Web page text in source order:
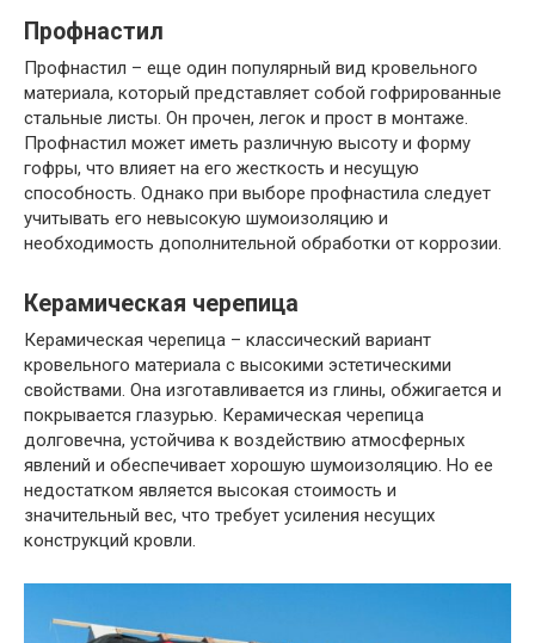
Профнастил
Профнастил – еще один популярный вид кровельного
материала, который представляет собой гофрированные
стальные листы. Он прочен, легок и прост в монтаже.
Профнастил может иметь различную высоту и форму
гофры, что влияет на его жесткость и несущую
способность. Однако при выборе профнастила следует
учитывать его невысокую шумоизоляцию и
необходимость дополнительной обработки от коррозии.
Керамическая черепица
Керамическая черепица – классический вариант
кровельного материала с высокими эстетическими
свойствами. Она изготавливается из глины, обжигается и
покрывается глазурью. Керамическая черепица
долговечна, устойчива к воздействию атмосферных
явлений и обеспечивает хорошую шумоизоляцию. Но ее
недостатком является высокая стоимость и
значительный вес, что требует усиления несущих
конструкций кровли.